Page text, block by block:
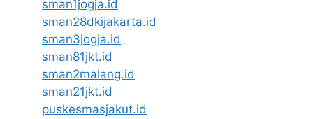
sman1jogja.id
sman28dkijakarta.id
sman3jogja.id
sman81jkt.id
sman2malang.id
sman21jkt.id
puskesmasjakut.id